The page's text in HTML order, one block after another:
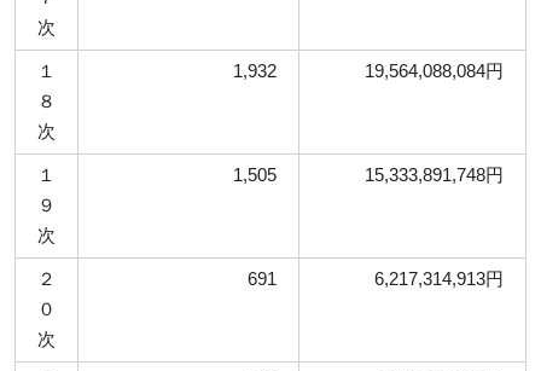
次
１
８
次
1,932 19,564,088,084円
１
９
次
1,505 15,333,891,748円
２
０
次
691 6,217,314,913円